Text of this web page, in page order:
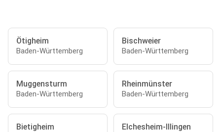
Ötigheim
Baden-Württemberg
Bischweier
Baden-Württemberg
Muggensturm
Baden-Württemberg
Rheinmünster
Baden-Württemberg
Bietigheim Elchesheim-Illingen